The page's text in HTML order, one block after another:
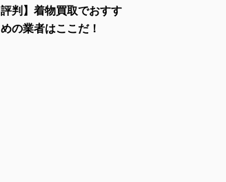
評判】着物買取でおすす
めの業者はここだ！